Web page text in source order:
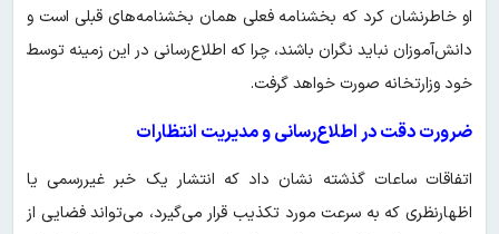
او خاطرنشان کرد که بخشنامه فعلی همان بخشنامه‌های قبلی است و
دانش‌آموزان نباید نگران باشند، چرا که اطلاع‌رسانی در این زمینه توسط
خود وزارتخانه صورت خواهد گرفت.
ضرورت دقت در اطلاع‌رسانی و مدیریت انتظارات
اتفاقات ساعات گذشته نشان داد که انتشار یک خبر غیررسمی یا
اظهارنظری که به سرعت مورد تکذیب قرار می‌گیرد، می‌تواند فضایی از